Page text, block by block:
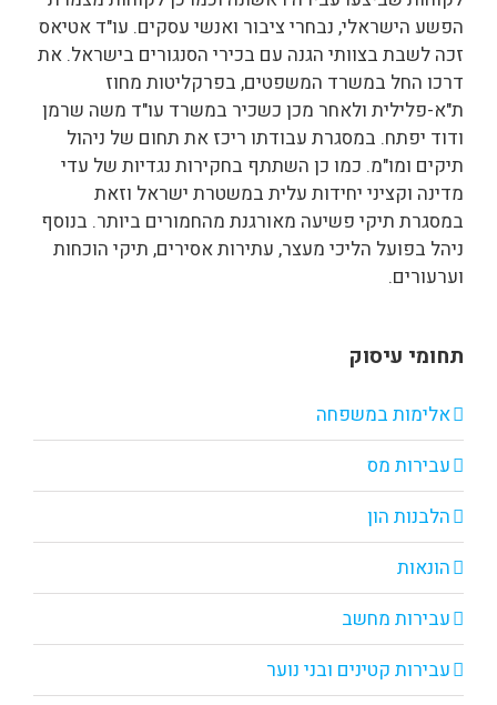
הפשע הישראלי, נבחרי ציבור ואנשי עסקים. עו"ד אטיאס
זכה לשבת בצוותי הגנה עם בכירי הסנגורים בישראל. את
דרכו החל במשרד המשפטים, בפרקליטות מחוז
ת"א-פלילית ולאחר מכן כשכיר במשרד עו"ד משה שרמן
ודוד יפתח. במסגרת עבודתו ריכז את תחום של ניהול
תיקים ומו"מ. כמו כן השתתף בחקירות נגדיות של עדי
מדינה וקציני יחידות עלית במשטרת ישראל וזאת
במסגרת תיקי פשיעה מאורגנת מהחמורים ביותר. בנוסף
ניהל בפועל הליכי מעצר, עתירות אסירים, תיקי הוכחות
וערעורים.
תחומי עיסוק
אלימות במשפחה
עבירות מס
הלבנות הון
הונאות
עבירות מחשב
עבירות קטינים ובני נוער